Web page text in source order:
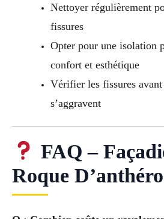
Nettoyer régulièrement
fissures
Opter pour une isolation
confort et esthétique
Vérifier les fissures avant
s’aggravent
FAQ –
Roque